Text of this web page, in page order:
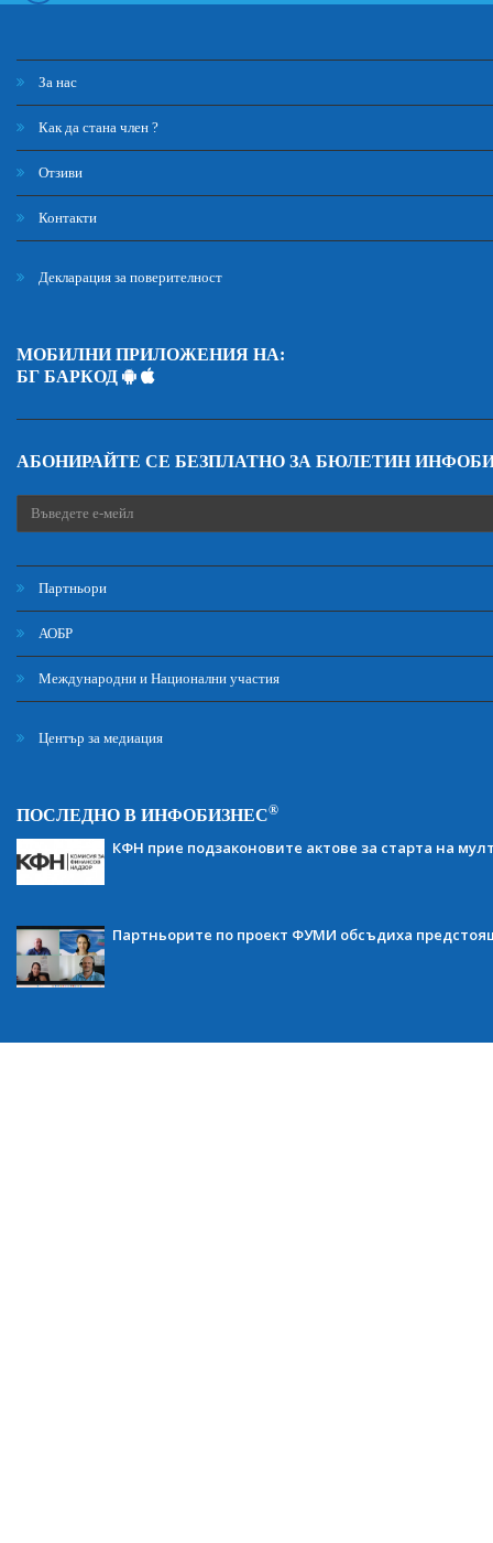
За нас
Как да стана член ?
Отзиви
Контакти
Декларация за поверителност
МОБИЛНИ ПРИЛОЖЕНИЯ НА:
БГ БАРКОД
АБОНИРАЙТЕ СЕ БЕЗПЛАТНО ЗА БЮЛЕТИН
Партньори
АОБР
Международни и Национални участия
Център за медиация
ПОСЛЕДНО В ИНФОБИЗНЕС®
КФН прие подзаконовите актове за старта на
Партньорите по проект ФУМИ обсъдиха